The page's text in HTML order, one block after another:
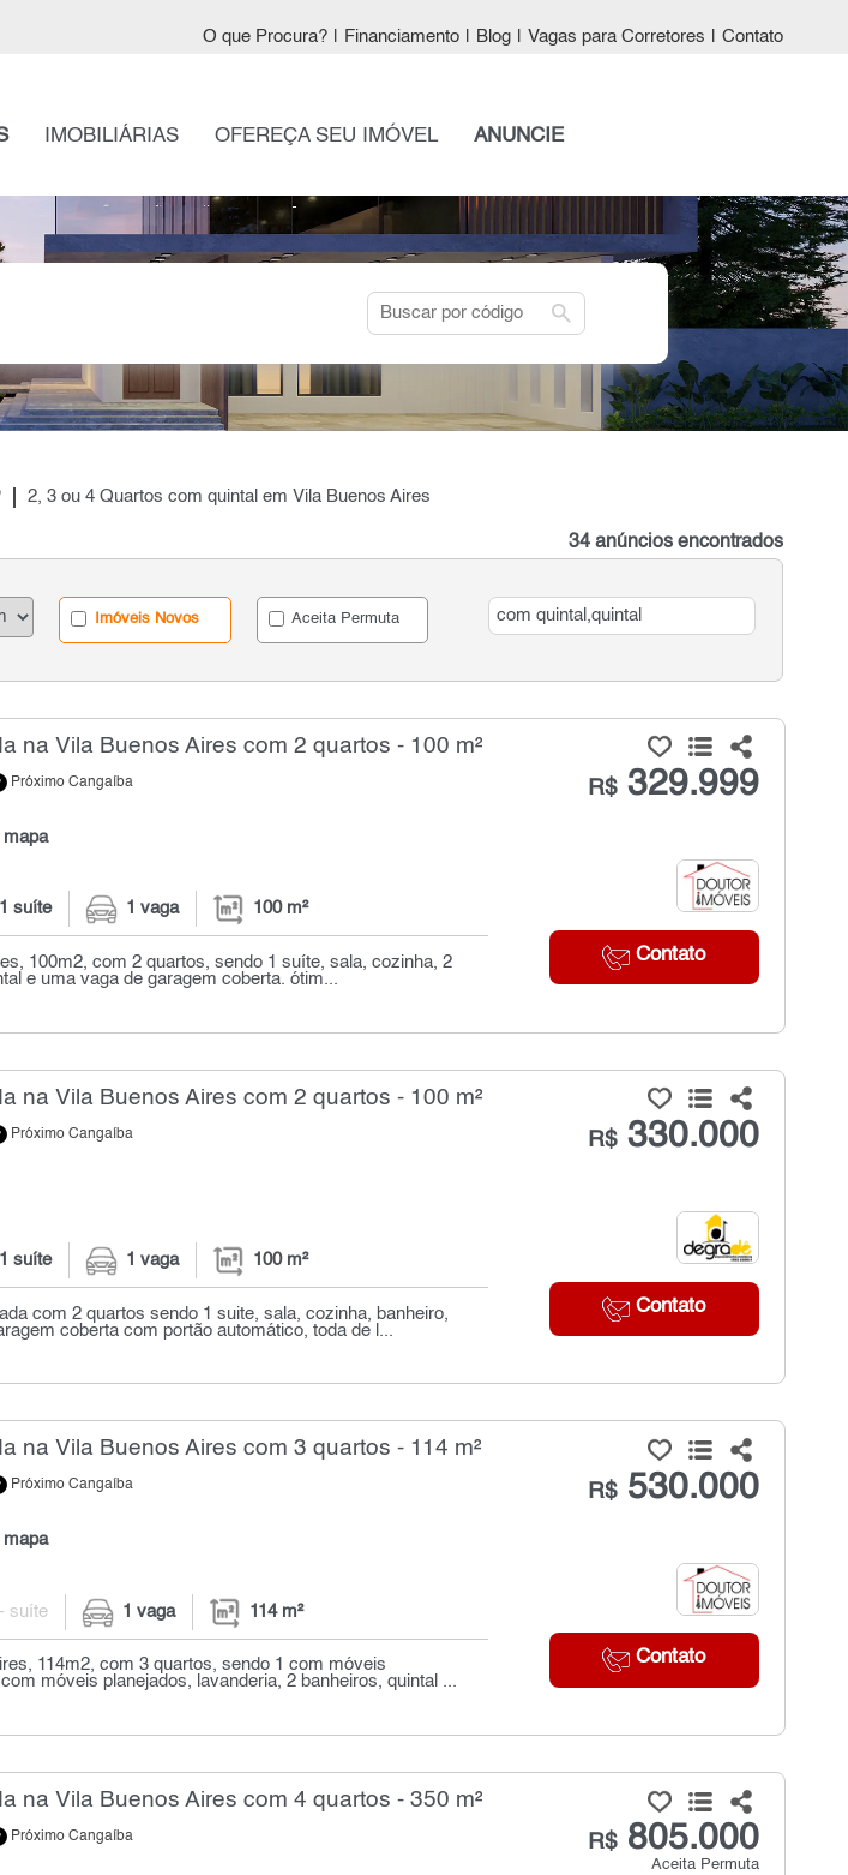
O que Procura? Financiamento Blog Vagas para Corretores Contato
IMOBILIÁRIAS OFEREÇA SEU IMÓVEL ANUNCIE
search
2, 3 ou 4 Quartos com quintal em Vila Buenos Aires
34 anúncios encontrados
Imóveis Novos Aceita Permuta
na Vila Buenos Aires com 2 quartos - 100 m²
Próximo Cangaíba
mapa
R$329.999
Contato
1 suíte 1 vaga 100 m²
100m2, com 2 quartos, sendo 1 suíte, sala, cozinha, 2
e uma vaga de garagem coberta. ótim...
na Vila Buenos Aires com 2 quartos - 100 m²
Próximo Cangaíba R$330.000
Contato
1 suíte 1 vaga 100 m²
com 2 quartos sendo 1 suite, sala, cozinha, banheiro,
coberta com portão automático, toda de l...
na Vila Buenos Aires com 3 quartos - 114 m²
Próximo Cangaíba
mapa
R$530.000
Contato
- suíte 1 vaga 114 m²
114m2, com 3 quartos, sendo 1 com móveis
móveis planejados, lavanderia, 2 banheiros, quintal ...
na Vila Buenos Aires com 4 quartos - 350 m²
Próximo Cangaíba R$805.000
Aceita Permuta